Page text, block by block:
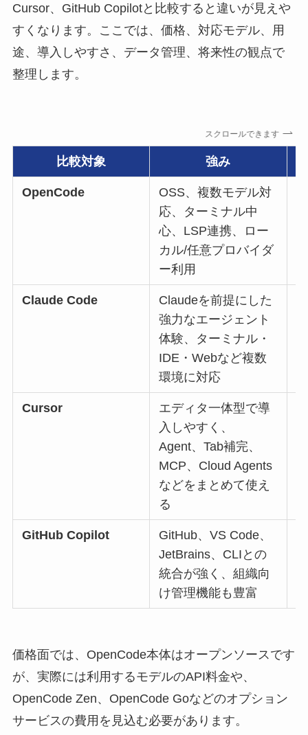
Cursor、GitHub Copilotと比較すると違いが見えや
すくなります。ここでは、価格、対応モデル、用
途、導入しやすさ、データ管理、将来性の観点で
整理します。
スクロールできます
比較対象 強み
OpenCode
OSS、複数モデル対
応、ターミナル中
心、LSP連携、ロー
カル/任意プロバイダ
ー利用
Claude Code
Claudeを前提にした
強力なエージェント
体験、ターミナル・
IDE・Webなど複数
環境に対応
Cursor
エディタ一体型で導
入しやすく、
Agent、Tab補完、
MCP、Cloud Agents
などをまとめて使え
る
GitHub Copilot
GitHub、VS Code、
JetBrains、CLIとの
統合が強く、組織向
け管理機能も豊富
価格面では、OpenCode本体はオープンソースです
が、実際には利用するモデルのAPI料金や、
OpenCode Zen、OpenCode Goなどのオプション
サービスの費用を見込む必要があります。